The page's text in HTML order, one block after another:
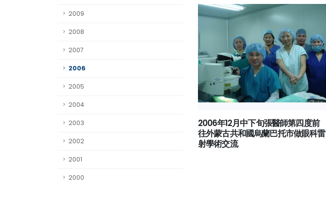
2009
2008
2007
2006
2005
2004
2003
2002
2001
2000
2006年12月中下旬張醫師第四度前
往外蒙古共和國烏蘭巴托市做眼科雷
射學術交流